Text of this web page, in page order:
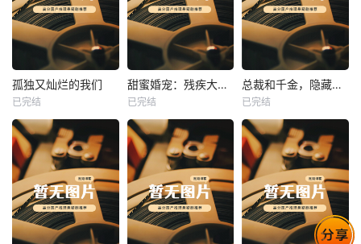
热播
未知
孤独又灿烂的我们
已完结
热播
未知
甜蜜婚宠：残疾大佬夜夜撩
已完结
热播
未知
总裁和千金，隐藏身份闪婚了
已完结